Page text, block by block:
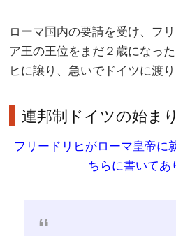
ローマ国内の要請を受け、フ
ア王の王位をまだ２歳になっ
ヒに譲り、急いでドイツに渡り
連邦制ドイツの始まり
フリードリヒがローマ皇帝に
ちらに書いて